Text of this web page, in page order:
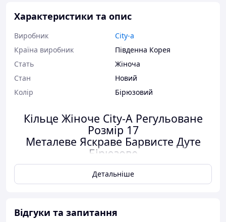
Характеристики та опис
Виробник
City-a
Країна виробник
Південна Корея
Стать
Жіноча
Стан
Новий
Колір
Бірюзовий
Кільце Жіноче City-A Регульоване
Розмір 17
Металеве Яскраве Барвисте Дуте
Бірюзове
№3340
Матеріал:
Детальніше
Відгуки та запитання